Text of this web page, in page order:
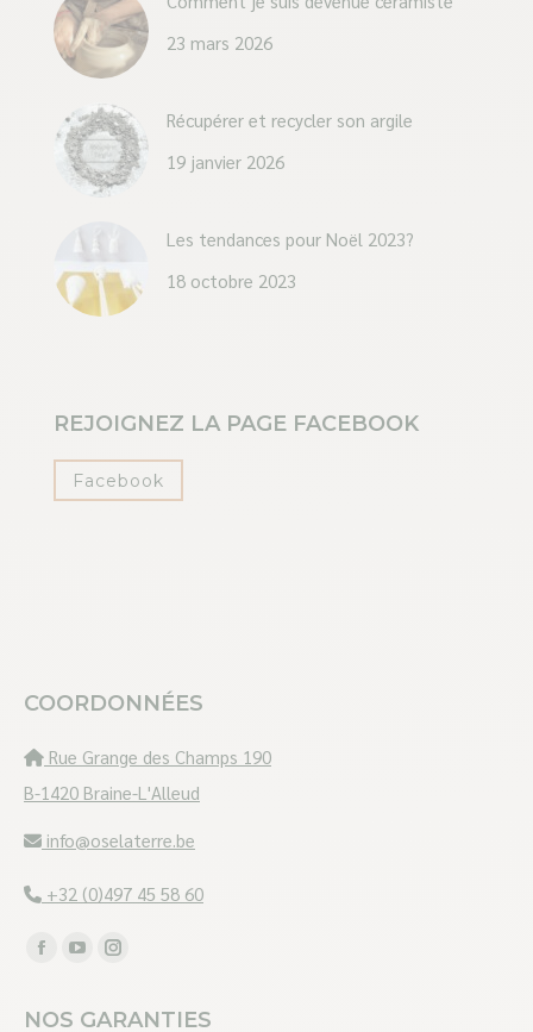
23 mars 2026
Récupérer et recycler son argile
19 janvier 2026
Les tendances pour Noël 2023?
18 octobre 2023
REJOIGNEZ LA PAGE FACEBOOK
Facebook
COORDONNÉES
Rue Grange des Champs 190
B-1420 Braine-L'Alleud
info@oselaterre.be
+32 (0)497 45 58 60
Trouvez nous sur :
Facebook
opens
YouTube
opens
Instagram
opens
NOS GARANTIES